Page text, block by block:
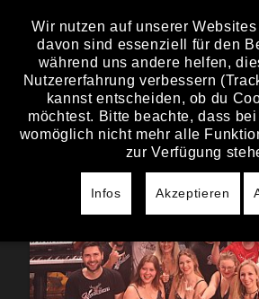
BILDER
Wir nutzen auf unserer
davon sind essenziell für den
während uns andere helfen,
Nutzererfahrung verbessern
kannst entscheiden, ob du
möchtest. Bitte beachte, dass
womöglich nicht mehr alle
zur Verfügung
Infos Akzeptieren